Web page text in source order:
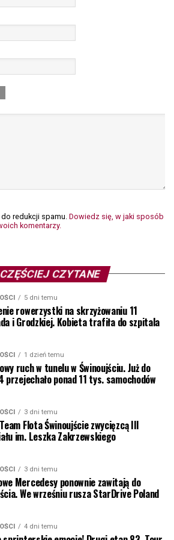
redukcji spamu. Dowiedz się, w jaki sposób
komentarzy.
CZYTANE
5 dni temu
rowerzystki na skrzyżowaniu 11
i Grodzkiej. Kobieta trafiła do szpitala
1 dzień temu
ruch w tunelu w Świnoujściu. Już do
przejechało ponad 11 tys. samochodów
3 dni temu
Flota Świnoujście zwycięzcą III
im. Leszka Zakrzewskiego
3 dni temu
Mercedesy ponownie zawitają do
We wrześniu rusza StarDrive Poland
4 dni temu